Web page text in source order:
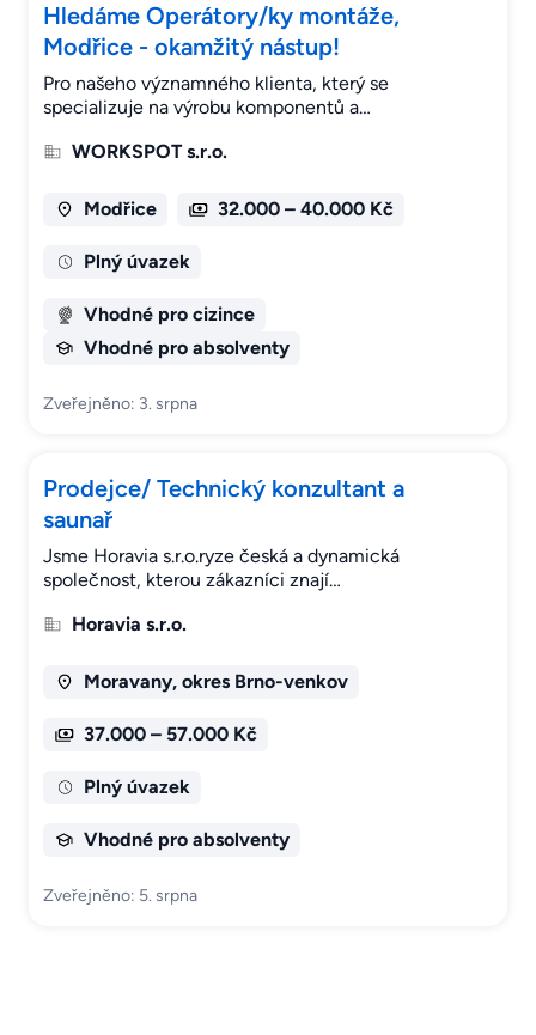
Hledáme Operátory/ky montáže,
Modřice - okamžitý nástup!
Pro našeho významného klienta, který se
specializuje na výrobu komponentů a…
WORKSPOT s.r.o.
Modřice 32.000 – 40.000 Kč
Plný úvazek
Vhodné pro cizince
Vhodné pro absolventy
Zveřejněno: 3. srpna
Prodejce/ Technický konzultant a
saunař
Jsme Horavia s.r.o.ryze česká a dynamická
společnost, kterou zákazníci znají…
Horavia s.r.o.
Moravany, okres Brno-venkov
37.000 – 57.000 Kč
Plný úvazek
Vhodné pro absolventy
Zveřejněno: 5. srpna